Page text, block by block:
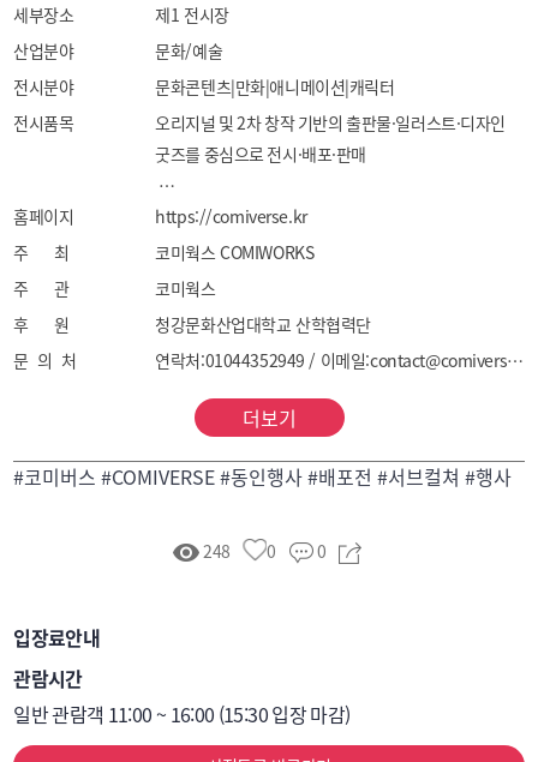
세부장소
제1 전시장
산업분야
문화/예술
전시분야
문화콘텐츠|만화|애니메이션|캐릭터
전시품목
오리지널 및 2차 창작 기반의 출판물·일러스트·디자인
굿즈를 중심으로 전시·배포·판매
가. 출판/인쇄물
일러스트북, 아트북, 만화/웹툰 단행본(동인지 포함),
소설/단편집, 설정집, 팬북
북마크, 캘린더 등 지류 굿즈
나. 디자인 굿즈(소형 완제품 중심)
아크릴 스탠드/키링, 배지, 스티커팩, 책갈피/문구류
(메모지 등), 소형 장식 굿즈
기타 창작 IP 기반의 소형 팬시/소품류(현장 안전 및
전자책(PDF)·디지털 굿즈 다운로드 코드/QR 배포(실물
홈페이지
https://comiverse.kr
주 최
코미웍스 COMIWORKS
주 관
코미웍스
후 원
청강문화산업대학교 산학협력단
문 의 처
연락처:01044352949 / 이메일:contact@comiverse.kr
더보기
#코미버스 #COMIVERSE #동인행사 #배포전 #서브컬쳐 #행사
248 0 0
입장료안내
관람시간
일반 관람객 11:00 ~ 16:00 (15:30 입장 마감)